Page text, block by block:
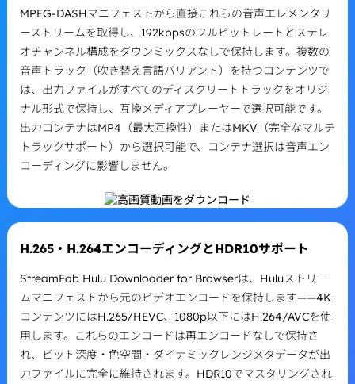
MPEG-DASHマニフェストから直接これらの音声エレメンタリ
ーストリームを取得し、192kbpsのフルビットレートとステレ
オチャンネル構成をダウンミックスなしで保持します。複数の
音声トラック（吹き替え言語バリアント）を持つコンテンツで
は、出力ファイルがすべてのディスクリートトラックをオリジ
ナル形式で保持し、互換メディアプレーヤーで選択可能です。
出力コンテナはMP4（最大互換性）またはMKV（完全なマルチ
トラックサポート）から選択可能で、コンテナ選択は音声エン
コーディングに影響しません。
H.265・H.264エンコーディングとHDR10サポート
StreamFab Hulu Downloader for Browserは、Huluストリー
ムマニフェストから元のビデオエンコードを保持します——4K
コンテンツにはH.265/HEVC、1080p以下にはH.264/AVCを使
用します。これらのエンコードは再エンコードなしで保持さ
れ、ビット深度・色空間・ダイナミックレンジメタデータが出
力ファイルに完全に維持されます。HDR10でマスタリングされ